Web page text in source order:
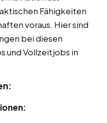
Fähigkeiten
voraus. Hier sind
bei diesen
und Vollzeitjobs in